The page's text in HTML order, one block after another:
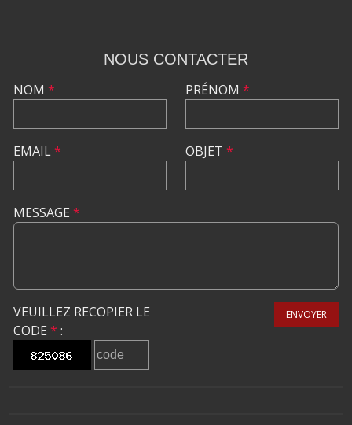
NOUS CONTACTER
NOM *
EMAIL*
PRÉNOM *
OBJET *
MESSAGE *
VEUILLEZ RECOPIER LE
CODE * :
ENVOYER